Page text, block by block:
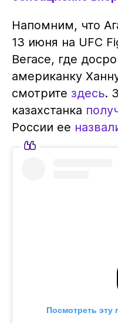
Напомним, что
13 июня на UFC
Вегасе, где
американку
смотрите здесь.
казахстанка
России ее
Посмотреть эту